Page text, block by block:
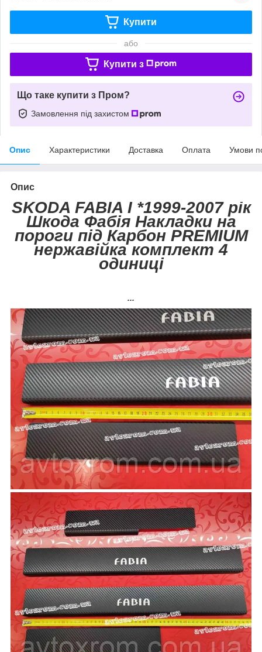
Купити
або
Купити з
Що таке купити з Пром?
Замовлення під захистом
Опис Характеристики Доставка Оплата Умови
Опис
SKODA FABIA I *1999-2007 рік
Шкода Фабія Накладки на
пороги під Карбон PREMIUM
нержавійка комплект 4
одиниці
...